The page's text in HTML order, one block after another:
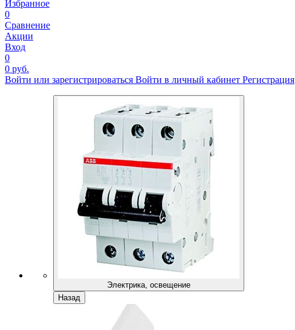
Избранное
0
Сравнение
Акции
Вход
0
0 руб.
Войти или зарегистрироваться Войти в личный кабинет Регистрация
Электрика, освещение
Назад